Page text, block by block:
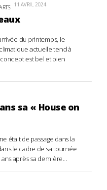
11 AVRIL 2024
du printemps, le
actuelle tend à
est bel et bien
sa « House on
était de passage dans la
le cadre de sa tournée
après sa dernière...